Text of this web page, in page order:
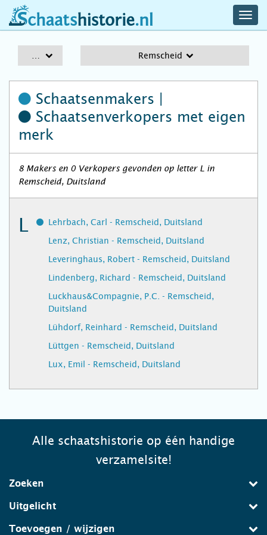
schaatshistorie.nl
Remscheid
Schaatsenmakers |
Schaatsenverkopers met eigen
merk
8 Makers en 0 Verkopers gevonden op letter L in
Remscheid, Duitsland
L
Lehrbach, Carl - Remscheid, Duitsland
Lenz, Christian - Remscheid, Duitsland
Leveringhaus, Robert - Remscheid, Duitsland
Lindenberg, Richard - Remscheid, Duitsland
Luckhaus&Compagnie, P.C. - Remscheid,
Duitsland
Lühdorf, Reinhard - Remscheid, Duitsland
Lüttgen - Remscheid, Duitsland
Lux, Emil - Remscheid, Duitsland
Alle schaatshistorie op één handige
verzamelsite!
Zoeken
Uitgelicht
Toevoegen / wijzigen